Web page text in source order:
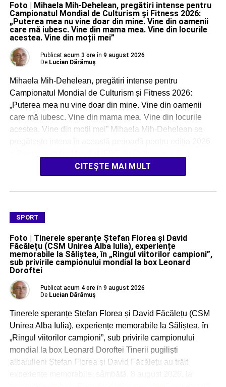
Foto | Mihaela Mih-Dehelean, pregătiri intense pentru
Campionatul Mondial de Culturism și Fitness 2026:
„Puterea mea nu vine doar din mine. Vine din oamenii
care mă iubesc. Vine din mama mea. Vine din locurile
acestea. Vine din moții mei”
Publicat acum 3 ore în 9 august 2026
De Lucian Dărămuș
Mihaela Mih-Dehelean, pregătiri intense pentru
Campionatul Mondial de Culturism și Fitness 2026:
„Puterea mea nu vine doar din mine. Vine din oamenii
care mă iubesc. Vine din mama mea. Vine din locurile
acestea. Vine din moții mei” Mihaela Mih-Dehelean se
CITEȘTE MAI MULT
SPORT
Foto | Tinerele speranțe Ștefan Florea și David
Făcălețu (CSM Unirea Alba Iulia), experiențe
memorabile la Săliștea, în „Ringul viitorilor campioni”,
sub privirile campionului mondial la box Leonard
Doroftei
Publicat acum 4 ore în 9 august 2026
De Lucian Dărămuș
Tinerele speranțe Ștefan Florea și David Făcălețu (CSM
Unirea Alba Iulia), experiențe memorabile la Săliștea, în
„Ringul viitorilor campioni”, sub privirile campionului
mondial la box Leonard Doroftei Tinerii pugiliști
albaiulieni Ștefan Florea și David Făcălețu au trăit